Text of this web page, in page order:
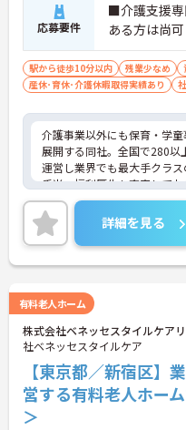
応募要件
■介護支援
ある方は尚可
駅から徒歩10分以内 残業少なめ
産休･育休･介護休暇取得実績あり
介護事業以外にも保育・学
展開する同社。全国で280以
運営し業界でも最大手クラ
手当、福利厚生も充実して
ていただける環境です。ご
策ポイントなど、さらに詳細
でお気軽にご相談ください。
詳細を見る
有料老人ホーム
株式会社ベネッセスタイルケア
社ベネッセスタイルケア
【東京都／新宿区】
営する有料老人ホー
＞